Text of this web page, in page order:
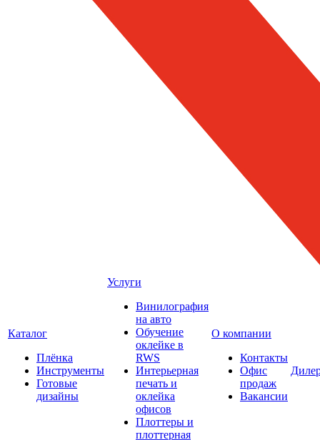
Каталог
Плёнка
Инструменты
Готовые
дизайны
Услуги
Винилография
на авто
Обучение
оклейке в
RWS
Интерьерная
печать и
оклейка
офисов
Плоттеры и
плоттерная
О компании
Контакты
Офис
продаж
Вакансии